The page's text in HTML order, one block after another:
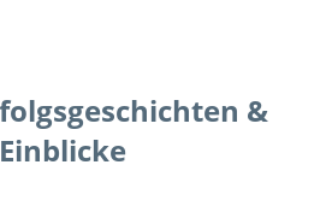
&
Einblicke